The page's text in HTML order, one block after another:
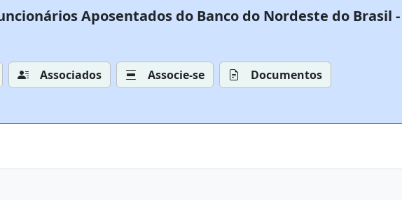
Aposentados do Banco do Nordeste do Brasil -
Associados Associe-se
Documentos